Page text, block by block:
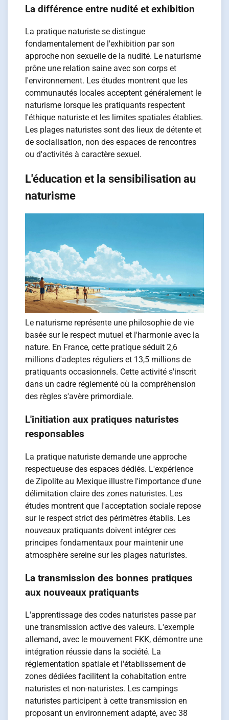
La différence entre nudité et exhibition
La pratique naturiste se distingue
fondamentalement de l'exhibition par son
approche non sexuelle de la nudité. Le naturisme
prône une relation saine avec son corps et
l'environnement. Les études montrent que les
communautés locales acceptent généralement le
naturisme lorsque les pratiquants respectent
l'éthique naturiste et les limites spatiales établies.
Les plages naturistes sont des lieux de détente et
de socialisation, non des espaces de rencontres
ou d'activités à caractère sexuel.
L'éducation et la sensibilisation au
naturisme
Le naturisme représente une philosophie de vie
basée sur le respect mutuel et l'harmonie avec la
nature. En France, cette pratique séduit 2,6
millions d'adeptes réguliers et 13,5 millions de
pratiquants occasionnels. Cette activité s'inscrit
dans un cadre réglementé où la compréhension
des règles s'avère primordiale.
L'initiation aux pratiques naturistes
responsables
La pratique naturiste demande une approche
respectueuse des espaces dédiés. L'expérience
de Zipolite au Mexique illustre l'importance d'une
délimitation claire des zones naturistes. Les
études montrent que l'acceptation sociale repose
sur le respect strict des périmètres établis. Les
nouveaux pratiquants doivent intégrer ces
principes fondamentaux pour maintenir une
atmosphère sereine sur les plages naturistes.
La transmission des bonnes pratiques
aux nouveaux pratiquants
L'apprentissage des codes naturistes passe par
une transmission active des valeurs. L'exemple
allemand, avec le mouvement FKK, démontre une
intégration réussie dans la société. La
réglementation spatiale et l'établissement de
zones dédiées facilitent la cohabitation entre
naturistes et non-naturistes. Les campings
naturistes participent à cette transmission en
proposant un environnement adapté, avec 38